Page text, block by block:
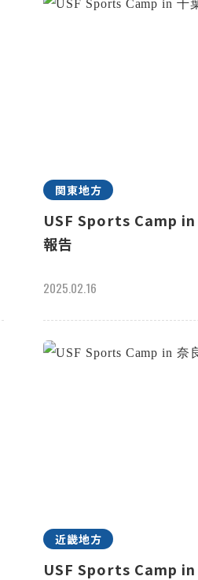
関東地方
USF Sports Camp
報告
2025.02.16
近畿地方
USF Sports Camp